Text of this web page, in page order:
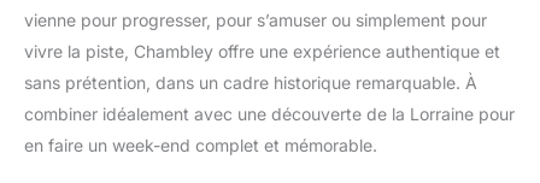
vienne pour progresser, pour s’amuser ou simplement pour
vivre la piste, Chambley offre une expérience authentique et
sans prétention, dans un cadre historique remarquable. À
combiner idéalement avec une découverte de la Lorraine pour
en faire un week-end complet et mémorable.